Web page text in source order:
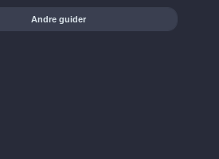
Andre guider